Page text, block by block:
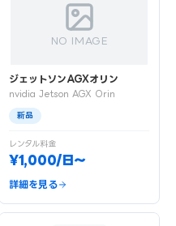
NO IMAGE
ジェットソンAGXオリン
nvidia Jetson AGX Orin
新品
レンタル料金
¥1,000/日〜
詳細を見る